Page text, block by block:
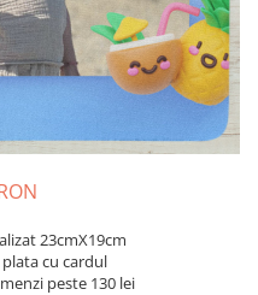
23cmX19cm
plata cu cardul
peste 130 lei